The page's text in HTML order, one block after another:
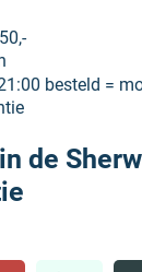
besteld =
de